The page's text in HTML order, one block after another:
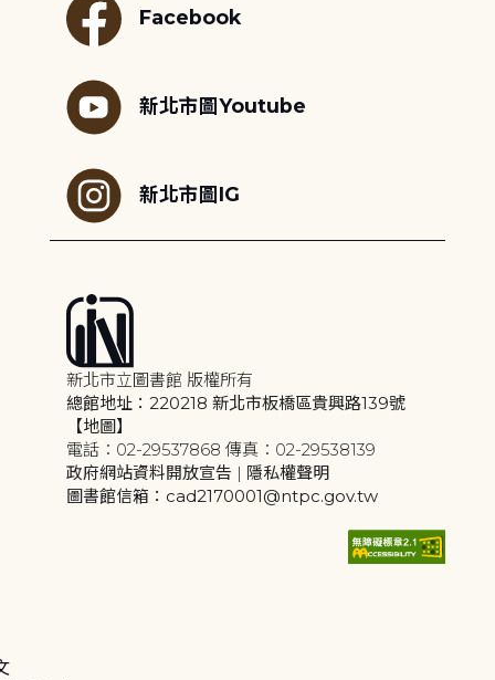
Facebook
新北市圖Youtube
新北市圖IG
新北市立圖書館 版權所有
總館地址：220218 新北市板橋區貴興路139號
【地圖】
電話：02-29537868 傳真：02-29538139
政府網站資料開放宣告 | 隱私權聲明
圖書館信箱：cad2170001@ntpc.gov.tw